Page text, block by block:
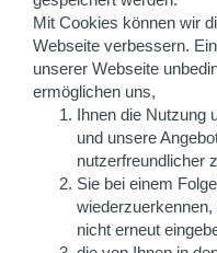
Mit Cookies können wir
Webseite verbessern.
unserer Webseite
ermöglichen uns,
Ihnen die Nutzung
und unsere
nutzerfreundlicher
Sie bei einem
nicht erneut